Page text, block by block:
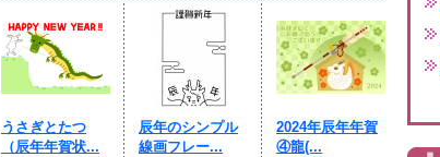
うさぎとたつ
（辰年年賀状...
辰年のシンプル
線画フレー...
2024年辰年年賀
④龍(...